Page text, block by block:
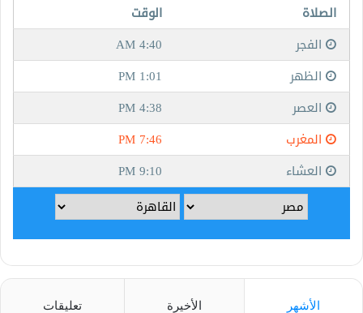
الأشهر الأخيرة تعليقات